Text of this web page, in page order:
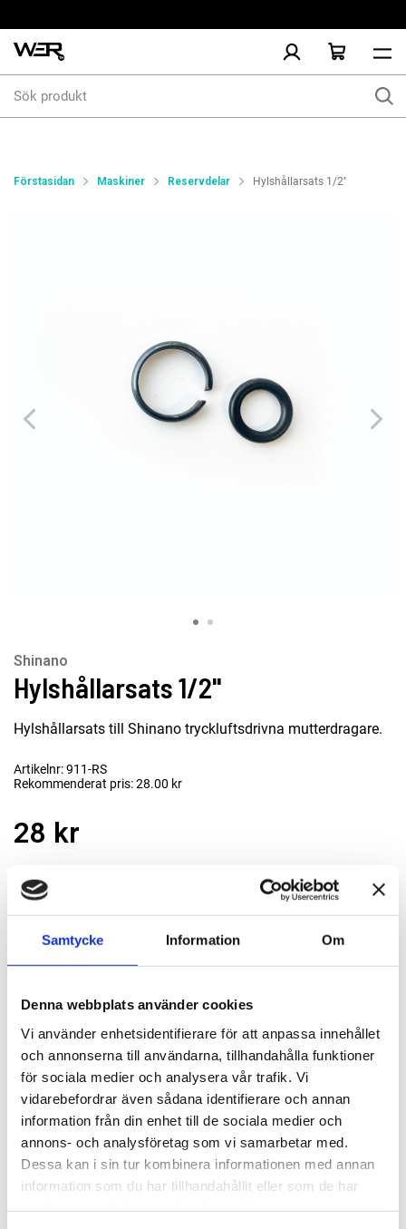
Samtycke Information Om
Denna webbplats använder cookies
Vi använder enhetsidentifierare för att anpassa innehållet
och annonserna till användarna, tillhandahålla funktioner
för sociala medier och analysera vår trafik. Vi
vidarebefordrar även sådana identifierare och annan
information från din enhet till de sociala medier och
annons- och analysföretag som vi samarbetar med.
Dessa kan i sin tur kombinera informationen med annan
information som du har tillhandahållit eller som de har
produkt
Förstasidan Maskiner Reservdelar Hylshållarsats 1/2''
Shinano
Hylshållarsats 1/2''
Hylshållarsats till Shinano tryckluftsdrivna mutterdragare.
Artikelnr: 911-RS
Rekommenderat pris: 28.00 kr
28 kr
Lägg i varukorgen
Finns i lager
Passande tillbehör
Mutterdragare 1/2''
SI1460SR
3 300 kr Lägg till
Mutterdragare 1/2''
SI1490BSR